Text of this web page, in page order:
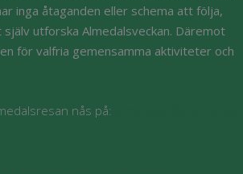
inga åtaganden eller schema att följa,
utforska Almedalsveckan. Däremot
för valfria gemensamma aktiviteter och
nås på: